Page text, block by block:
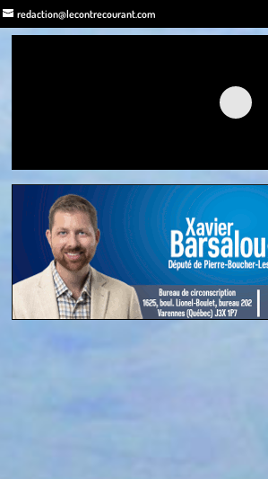
redaction@lecontrecourant.com